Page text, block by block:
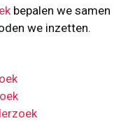
bepalen we samen
we inzetten.